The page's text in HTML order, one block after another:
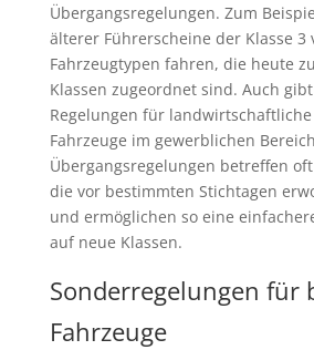
Übergangsregelungen. Zum
älterer Führerscheine der Klasse 3
Fahrzeugtypen fahren, die heute
Klassen zugeordnet sind. Auch
Regelungen für
Fahrzeuge im gewerblichen
Übergangsregelungen betreffen
die vor bestimmten Stichtagen
und ermöglichen so eine
auf neue Klassen.
Sonderregelungen für
Fahrzeuge